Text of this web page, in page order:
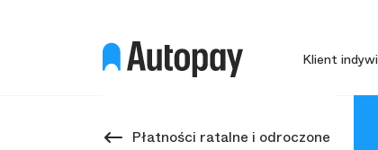
Klient
Płatności ratalne i odroczone